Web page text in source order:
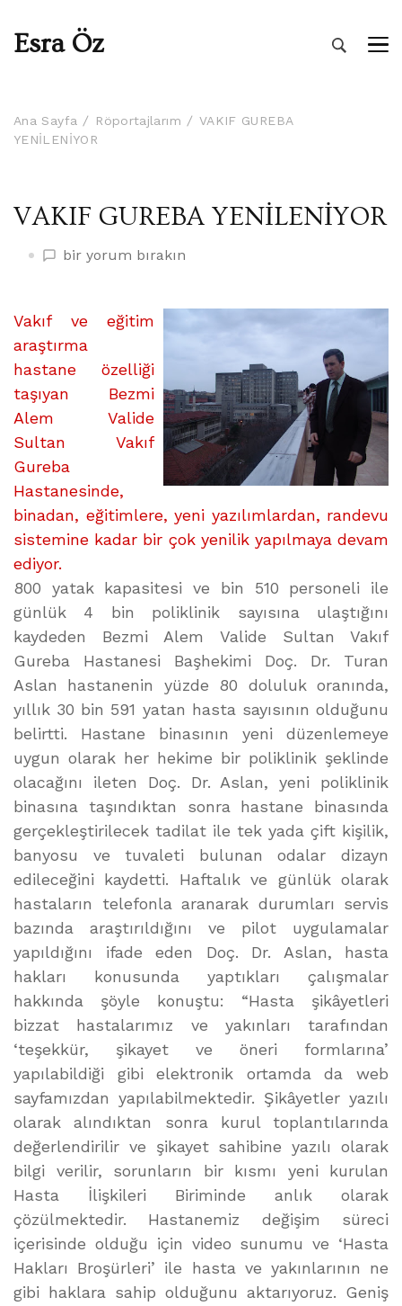
Esra Öz
Ana Sayfa Röportajlarım
VAKIF GUREBA
YENİLENİYOR
VAKIF GUREBA YENİLENİYOR
VAKIF
üzerine
bir yorum bırakın
Vakıf ve eğitim
araştırma
hastane özelliği
taşıyan Bezmi
Alem Valide
Sultan Vakıf
Gureba
Hastanesinde,
binadan, eğitimlere, yeni yazılımlardan, randevu
sistemine kadar bir çok yenilik yapılmaya devam
ediyor.
800 yatak kapasitesi ve bin 510 personeli ile
günlük 4 bin poliklinik sayısına ulaştığını
kaydeden Bezmi Alem Valide Sultan Vakıf
Gureba Hastanesi Başhekimi Doç. Dr. Turan
Aslan hastanenin yüzde 80 doluluk oranında,
yıllık 30 bin 591 yatan hasta sayısının olduğunu
belirtti. Hastane binasının yeni düzenlemeye
uygun olarak her hekime bir poliklinik şeklinde
olacağını ileten Doç. Dr. Aslan, yeni poliklinik
binasına taşındıktan sonra hastane binasında
gerçekleştirilecek tadilat ile tek yada çift kişilik,
banyosu ve tuvaleti bulunan odalar dizayn
edileceğini kaydetti. Haftalık ve günlük olarak
hastaların telefonla aranarak durumları servis
bazında araştırıldığını ve pilot uygulamalar
yapıldığını ifade eden Doç. Dr. Aslan, hasta
hakları konusunda yaptıkları çalışmalar
hakkında şöyle konuştu: “Hasta şikâyetleri
bizzat hastalarımız ve yakınları tarafından
‘teşekkür, şikayet ve öneri formlarına’
yapılabildiği gibi elektronik ortamda da web
sayfamızdan yapılabilmektedir. Şikâyetler yazılı
olarak alındıktan sonra kurul toplantılarında
değerlendirilir ve şikayet sahibine yazılı olarak
bilgi verilir, sorunların bir kısmı yeni kurulan
Hasta İlişkileri Biriminde anlık olarak
çözülmektedir. Hastanemiz değişim süreci
içerisinde olduğu için video sunumu ve ‘Hasta
Hakları Broşürleri’ ile hasta ve yakınlarının ne
gibi haklara sahip olduğunu aktarıyoruz. Geniş